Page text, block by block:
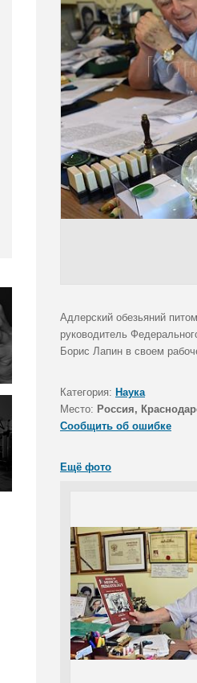
Адлерский обезьяний
руководитель
Борис Лапин в своем
Категория: Наука
Место: Россия,
Сообщить об ошибке
Ещё фото